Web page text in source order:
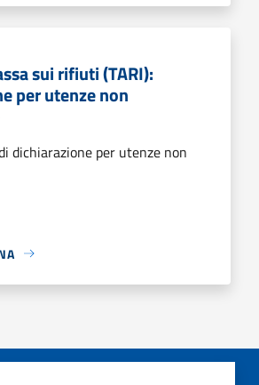
sui rifiuti (TARI):
per utenze non
dichiarazione per utenze non